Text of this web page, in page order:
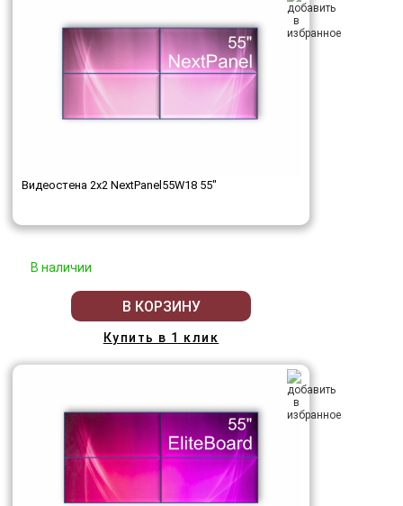
Видеостена 2x2 NextPanel55W18 55"
В наличии
В КОРЗИНУ
Купить в 1 клик